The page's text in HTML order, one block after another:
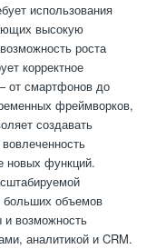
использования
высокую
роста
корректное
от смартфонов до
фреймворков,
создавать
новых функций.
больших объемов
возможность
аналитикой и CRM.